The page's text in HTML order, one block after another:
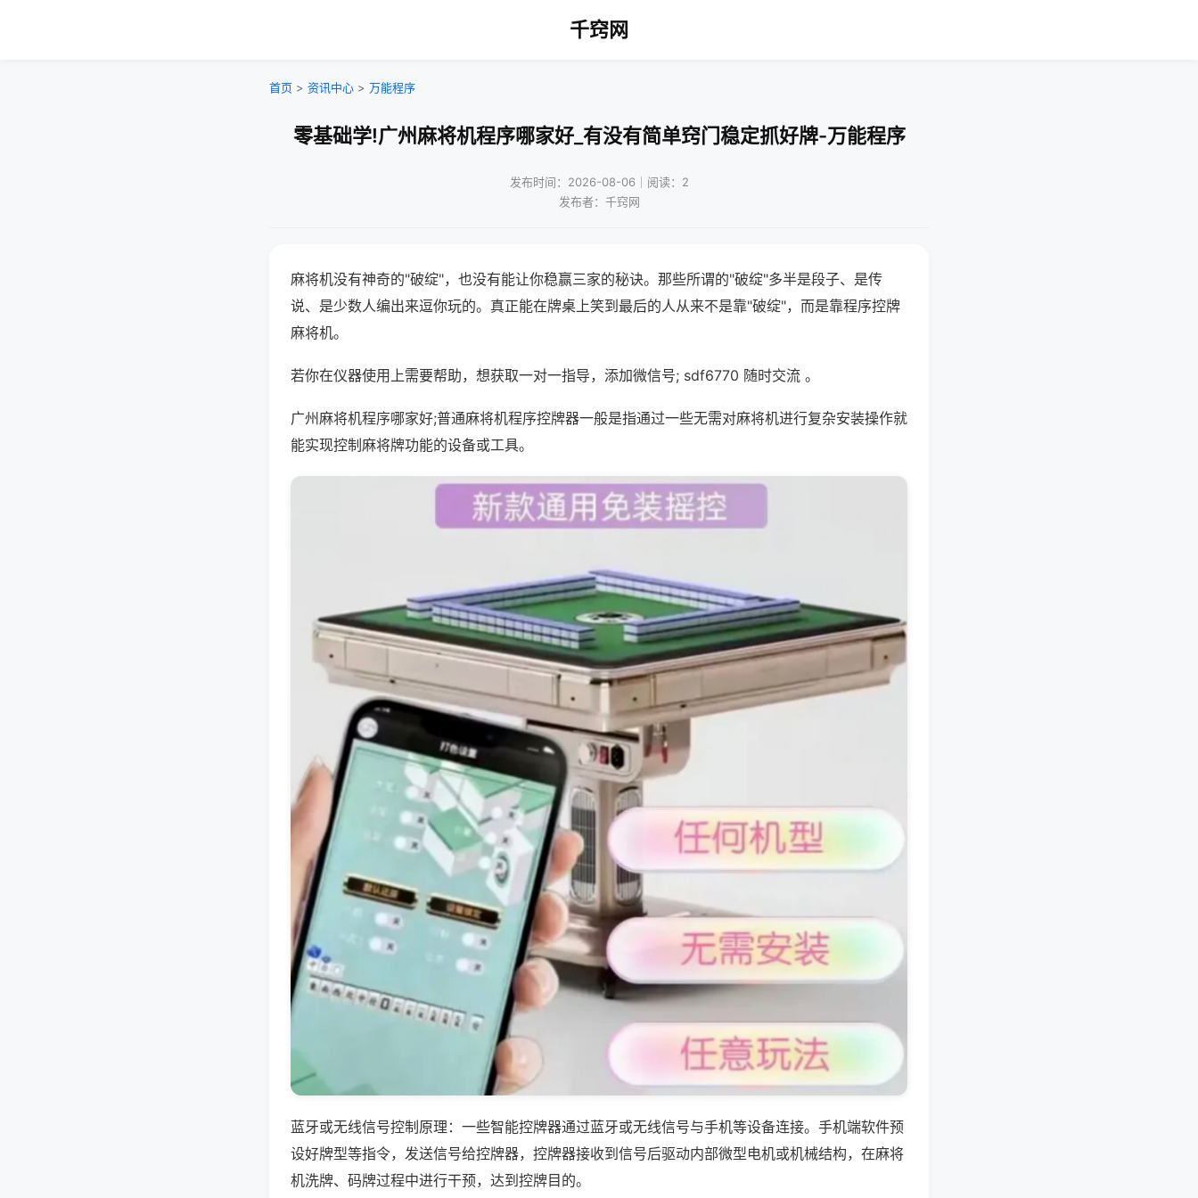
千窍网
首页 > 资讯中心 > 万能程序
零基础学!广州麻将机程序哪家好_有没有简单窍门稳定抓好牌-万能程序
发布时间：2026-08-06｜阅读：2
发布者：千窍网
麻将机没有神奇的"破绽"，也没有能让你稳赢三家的秘诀。那些所谓的"破绽"多半是段子、是传
说、是少数人编出来逗你玩的。真正能在牌桌上笑到最后的人从来不是靠"破绽"，而是靠程序控牌
麻将机。
若你在仪器使用上需要帮助，想获取一对一指导，添加微信号; sdf6770 随时交流 。
广州麻将机程序哪家好;普通麻将机程序控牌器一般是指通过一些无需对麻将机进行复杂安装操作就
能实现控制麻将牌功能的设备或工具。
蓝牙或无线信号控制原理：一些智能控牌器通过蓝牙或无线信号与手机等设备连接。手机端软件预
设好牌型等指令，发送信号给控牌器，控牌器接收到信号后驱动内部微型电机或机械结构，在麻将
机洗牌、码牌过程中进行干预，达到控牌目的。